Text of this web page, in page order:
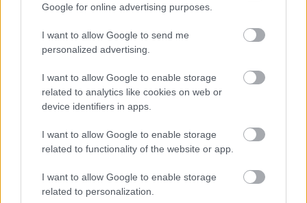
Google for online advertising purposes.
I want to allow Google to send me
personalized advertising.
I want to allow Google to enable storage
related to analytics like cookies on web or
device identifiers in apps.
I want to allow Google to enable storage
related to functionality of the website or app.
I want to allow Google to enable storage
related to personalization.
Fuocót ezúttal azzal biztatják, hogy sokkal több
pályaelhagyása van az előtte haladó Porschének, szóval ő
többet kockáztathat, mint riválisa.
szemét, mert a 4. helynél hátrébb úgyse esik...
Fuoco otthagyja Giovinazzit és közelíti a második